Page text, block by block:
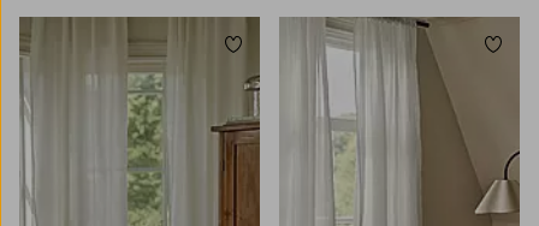
Zu Favoriten hinzufügen
220
Zu